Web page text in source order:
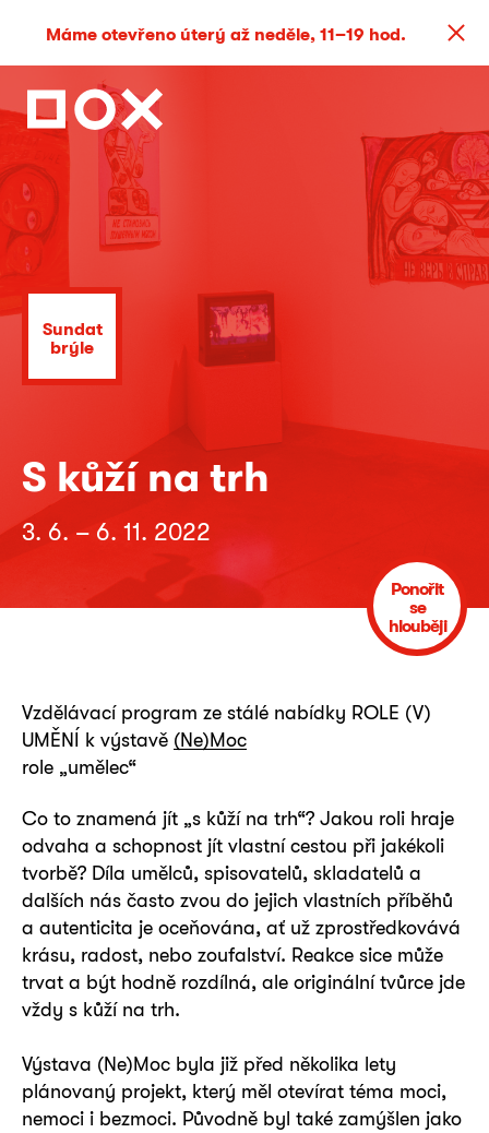
Máme otevřeno úterý až neděle, 11–19 hod.
Sundat
brýle
S kůží na trh
3. 6. – 6. 11. 2022
Ponořit
se
hlouběji
Vzdělávací program ze stálé nabídky ROLE (V)
UMĚNÍ k výstavě (Ne)Moc
role „umělec“
Co to znamená jít „s kůží na trh“? Jakou roli hraje
odvaha a schopnost jít vlastní cestou při jakékoli
tvorbě? Díla umělců, spisovatelů, skladatelů a
dalších nás často zvou do jejich vlastních příběhů
a autenticita je oceňována, ať už zprostředkovává
krásu, radost, nebo zoufalství. Reakce sice může
trvat a být hodně rozdílná, ale originální tvůrce jde
vždy s kůží na trh.
Výstava (Ne)Moc byla již před několika lety
plánovaný projekt, který měl otevírat téma moci,
nemoci i bezmoci. Původně byl také zamýšlen jako